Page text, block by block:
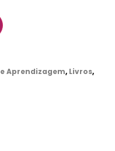
Aprendizagem, Livros,